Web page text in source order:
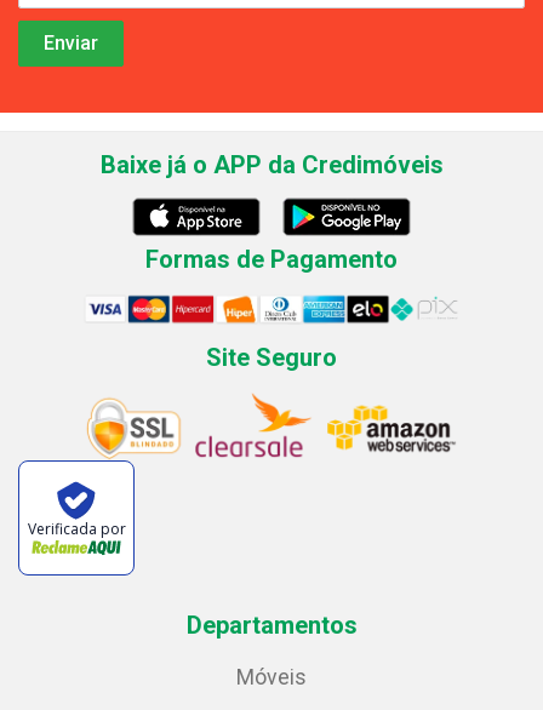
Baixe já o APP da Credimóveis
Formas de Pagamento
Site Seguro
Verificada por
Departamentos
Móveis